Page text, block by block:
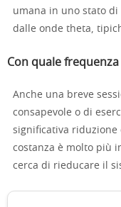
umana in uno stato
dalle onde theta,
Con quale
Anche una breve
consapevole o di
significativa riduzione
costanza è molto più
cerca di rieducare il